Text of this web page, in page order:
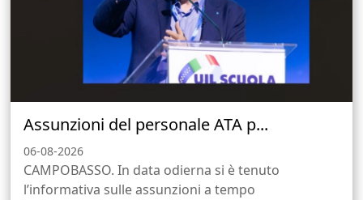
Assunzioni del personale ATA p...
06-08-2026
CAMPOBASSO. In data odierna si è tenuto
l’informativa sulle assunzioni a tempo